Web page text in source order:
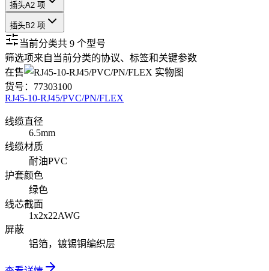
插头A2 项
插头B2 项
当前分类共 9 个型号
筛选项来自当前分类的协议、标签和关键参数
在售
货号： 77303100
RJ45-10-RJ45/PVC/PN/FLEX
线缆直径
6.5mm
线缆材质
耐油PVC
护套颜色
绿色
线芯截面
1x2x22AWG
屏蔽
铝箔，镀锡铜编织层